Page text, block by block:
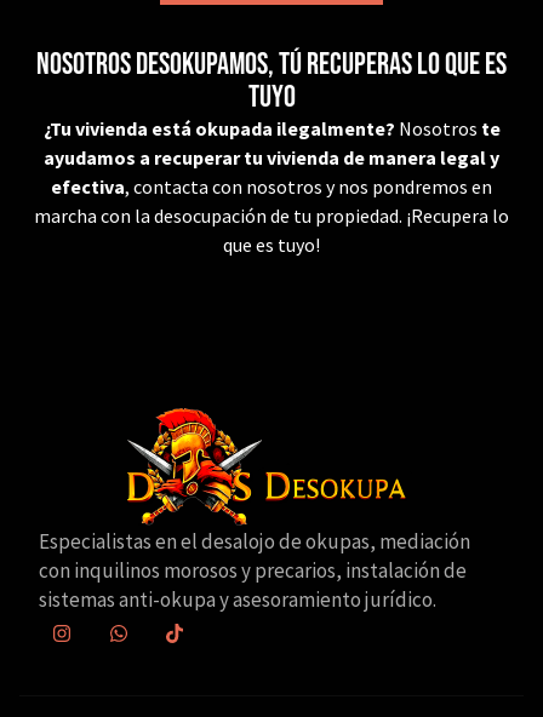
Nosotros desokupamos, tú recuperas lo que es
tuyo
¿Tu vivienda está okupada ilegalmente? Nosotros te
ayudamos a recuperar tu vivienda de manera legal y
efectiva, contacta con nosotros y nos pondremos en
marcha con la desocupación de tu propiedad. ¡Recupera lo
que es tuyo!
Especialistas en el desalojo de okupas, mediación
con inquilinos morosos y precarios, instalación de
sistemas anti-okupa y asesoramiento jurídico.